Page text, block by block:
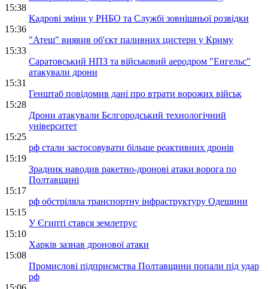
15:38
Кадрові зміни у РНБО та Службі зовнішньої розвідки
15:36
"Атеш" виявив об'єкт паливних цистерн у Криму
15:33
Саратовський НПЗ та військовий аеродром "Енгельс"
атакували дрони
15:31
Генштаб повідомив дані про втрати ворожих військ
15:28
Дрони атакували Бєлгородський технологічний
університет
15:25
рф стали застосовувати більше реактивних дронів
15:19
Зрадник наводив ракетно-дронові атаки ворога по
Полтавщині
15:17
рф обстріляла транспортну інфраструктуру Одещини
15:15
У Єгипті стався землетрус
15:10
Харків зазнав дронової атаки
15:08
Промислові підприємства Полтавщини попали під удар
рф